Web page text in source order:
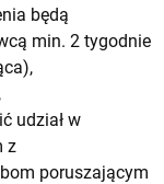
będą
min. 2 tygodnie
udział w
z
poruszającym